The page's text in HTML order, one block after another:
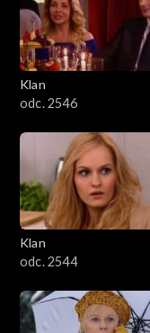
Klan
odc. 2546
Klan
odc. 2544